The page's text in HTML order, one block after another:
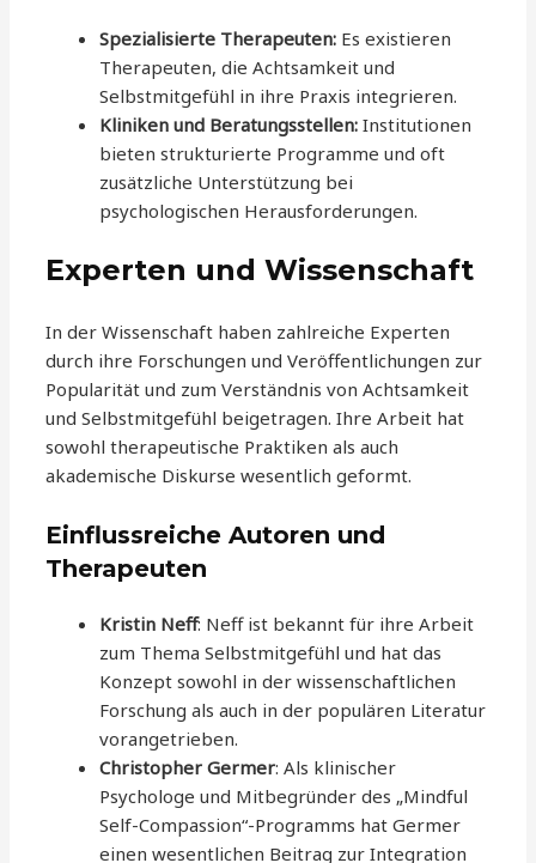
Spezialisierte Therapeuten: Es existieren
Therapeuten, die Achtsamkeit und
Selbstmitgefühl in ihre Praxis integrieren.
Kliniken und Beratungsstellen: Institutionen
bieten strukturierte Programme und oft
zusätzliche Unterstützung bei
psychologischen Herausforderungen.
Experten und Wissenschaft
In der Wissenschaft haben zahlreiche Experten
durch ihre Forschungen und Veröffentlichungen zur
Popularität und zum Verständnis von Achtsamkeit
und Selbstmitgefühl beigetragen. Ihre Arbeit hat
sowohl therapeutische Praktiken als auch
akademische Diskurse wesentlich geformt.
Einflussreiche Autoren und
Therapeuten
Kristin Neff: Neff ist bekannt für ihre Arbeit
zum Thema Selbstmitgefühl und hat das
Konzept sowohl in der wissenschaftlichen
Forschung als auch in der populären Literatur
vorangetrieben.
Christopher Germer: Als klinischer
Psychologe und Mitbegründer des „Mindful
Self-Compassion“-Programms hat Germer
einen wesentlichen Beitrag zur Integration